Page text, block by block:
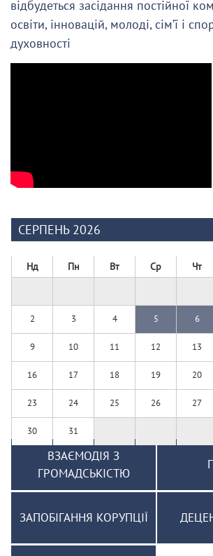
відбудеться засідання постійної
освіти, інновацій, молоді, сім’ї і
духовності
СЕРПЕНЬ 2026
Нд Пн Вт Ср Чт
2 3 4 5 6
9 10 11 12 13
16 17 18 19 20
23 24 25 26 27
30 31
ВЗАЄМОДІЯ З
ГРОМАДСЬКІСТЮ
ЗАПОБІГАННЯ КОРУПЦІЇ